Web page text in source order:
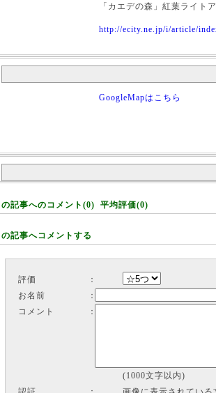
「カエデの森」紅葉ライト
http://ecity.ne.jp/i/article/
GoogleMapはこちら
の記事へのコメント(0) 平均評価(0)
の記事へコメントする
評価
：
お名前
：
コメント
：
(1000文字以内)